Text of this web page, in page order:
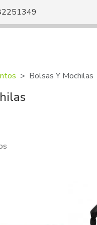
Bolsas Y Mochilas